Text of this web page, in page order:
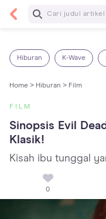
Baca
Hiburan K-Wave
Home > Hiburan > Film
FILM
Sinopsis Evil
Klasik!
Kisah ibu tunggal
0